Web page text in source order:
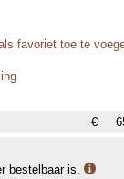
favoriet toe te
€
bestelbaar is.